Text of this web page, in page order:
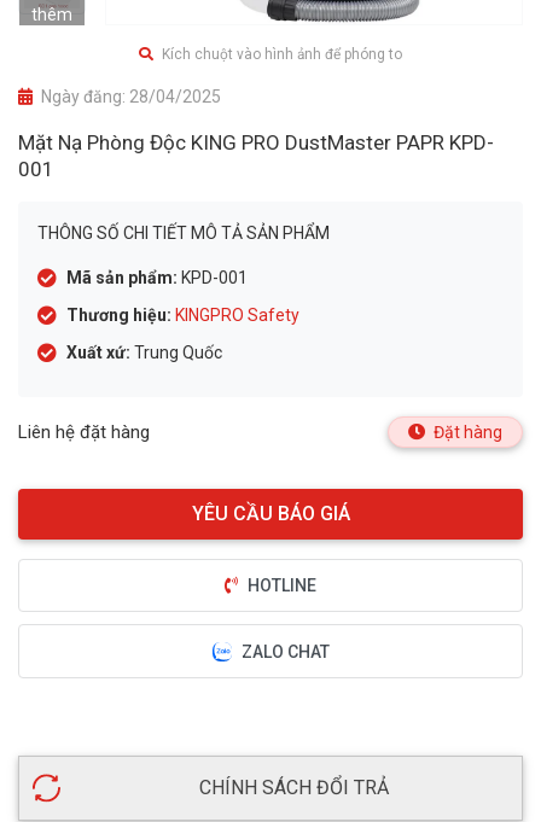
thêm
Kích chuột vào hình ảnh để phóng to
Ngày đăng: 28/04/2025
Mặt Nạ Phòng Độc KING PRO DustMaster PAPR KPD-
001
THÔNG SỐ CHI TIẾT MÔ TẢ SẢN PHẨM
Mã sản phẩm: KPD-001
Thương hiệu: KINGPRO Safety
Xuất xứ: Trung Quốc
Liên hệ đặt hàng Đặt hàng
HOTLINE
ZALO CHAT
CHÍNH SÁCH ĐỔI TRẢ